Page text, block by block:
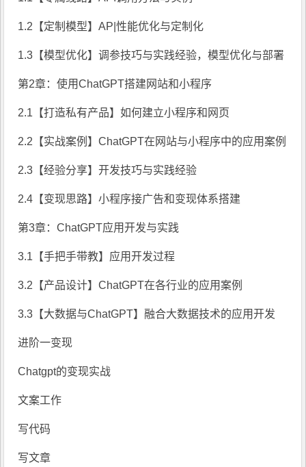
1.2【定制模型】AP|性能优化与定制化
1.3【模型优化】调参技巧与实践经验，模型优化与部署
第2章：使用ChatGPT搭建网站和小程序
2.1【打造私有产品】如何建立小程序和网页
2.2【实战案例】ChatGPT在网站与小程序中的应用案例
2.3【经验分享】开发技巧与实践经验
2.4【变现思路】小程序接广告和变现体系搭建
第3章：ChatGPT应用开发与实践
3.1【手把手带教】应用开发过程
3.2【产品设计】ChatGPT在各行业的应用案例
3.3【大数据与ChatGPT】融合大数据技术的应用开发
进阶一变现
Chatgpt的变现实战
文案工作
写代码
写文章